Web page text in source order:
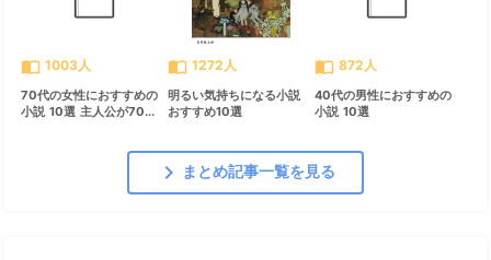
import_contacts 1003人
70代の女性におすすめの
小説 10選 主人公が70...
import_contacts 1272人
明るい気持ちになる小説
おすすめ10選
import_contacts 872人
40代の男性におすすめの
小説 10選
chevron_right まとめ記事一覧を見る